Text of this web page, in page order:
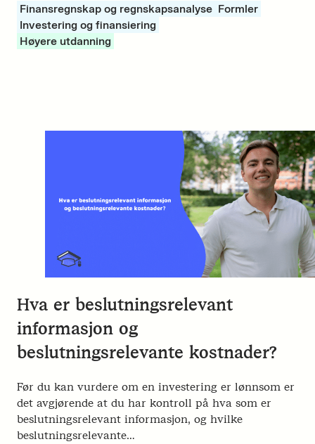
Finansregnskap og regnskapsanalyse Formler
Investering og finansiering
Høyere utdanning
Hva er beslutningsrelevant
informasjon og
beslutningsrelevante kostnader?
Før du kan vurdere om en investering er lønnsom er
det avgjørende at du har kontroll på hva som er
beslutningsrelevant informasjon, og hvilke
beslutningsrelevante…